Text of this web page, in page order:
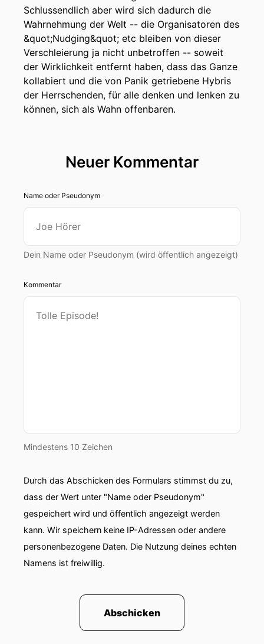
Schlussendlich aber wird sich dadurch die
Wahrnehmung der Welt -- die Organisatoren des
&quot;Nudging&quot; etc bleiben von dieser
Verschleierung ja nicht unbetroffen -- soweit
der Wirklichkeit entfernt haben, dass das Ganze
kollabiert und die von Panik getriebene Hybris
der Herrschenden, für alle denken und lenken zu
können, sich als Wahn offenbaren.
Neuer Kommentar
Name oder Pseudonym
Dein Name oder Pseudonym (wird öffentlich angezeigt)
Kommentar
Mindestens 10 Zeichen
Durch das Abschicken des Formulars stimmst du zu,
dass der Wert unter "Name oder Pseudonym"
gespeichert wird und öffentlich angezeigt werden
kann. Wir speichern keine IP-Adressen oder andere
personenbezogene Daten. Die Nutzung deines echten
Namens ist freiwillig.
Abschicken